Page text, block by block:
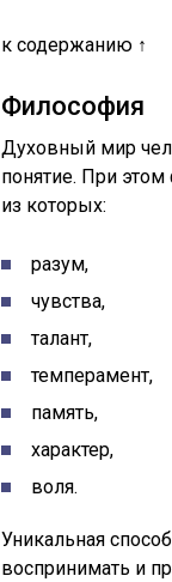
к содержанию ↑
Философия
Духовный мир
понятие. При
из которых:
разум,
чувства,
талант,
темперамент,
память,
характер,
воля.
Уникальная
воспринимать и